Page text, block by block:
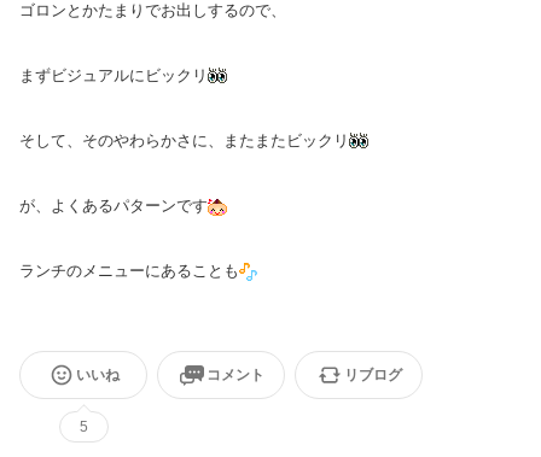
ゴロンとかたまりでお出しするので、
まずビジュアルにビックリ
そして、そのやわらかさに、またまたビックリ
が、よくあるパターンです
ランチのメニューにあることも
いいね
5
コメント リブログ